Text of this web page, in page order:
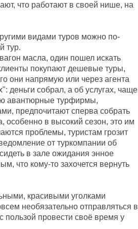
что работают в своей нише, на
видами туров можно по-
тур.
масла, один пошел искать
покупают дешевые туры,
они напрямую или через агента
деньги собрал, а об услугах, чаще
авантюрные турфирмы,
предпочитают сперва собрать
особенно в высокий сезон, это им
проблемы, туристам грозит
от туркомпании об
в зале ожидания энное
что кому-то захочется вернуть
красивыми уголками
необязательно отправляться в
пользой провести своё время у